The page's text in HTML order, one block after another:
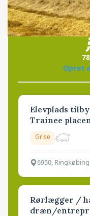
i
78
Opret
Elevplads
Trainee
Grise
6950, Ringkøbing
Rørlægger /
dræn/